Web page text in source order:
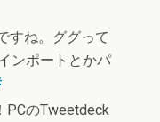
すね。ググって
ンポートとかパ
PCのTweetdeck